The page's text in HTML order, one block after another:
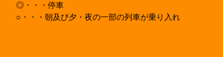
◎・・・停車
○・・・朝及び夕・夜の一部の列車が乗り入れ